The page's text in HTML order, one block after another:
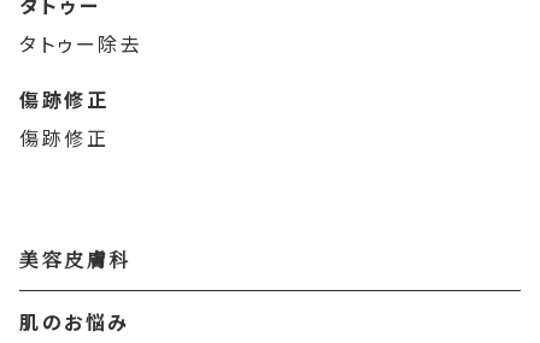
タトゥー除去
傷跡修正
傷跡修正
美容皮膚科
肌のお悩み